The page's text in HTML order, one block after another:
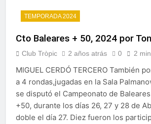
TEMPORADA 2024
Cto Baleares + 50, 2024 por
Club Tròpic 2 años atrás 0 2
MIGUEL CERDÓ TERCERO También
a 4 rondas,jugadas en la Sala
se disputó el Campeonato de
+50, durante los días 26, 27 y 28 de
doble el día 27. Diez fueron los